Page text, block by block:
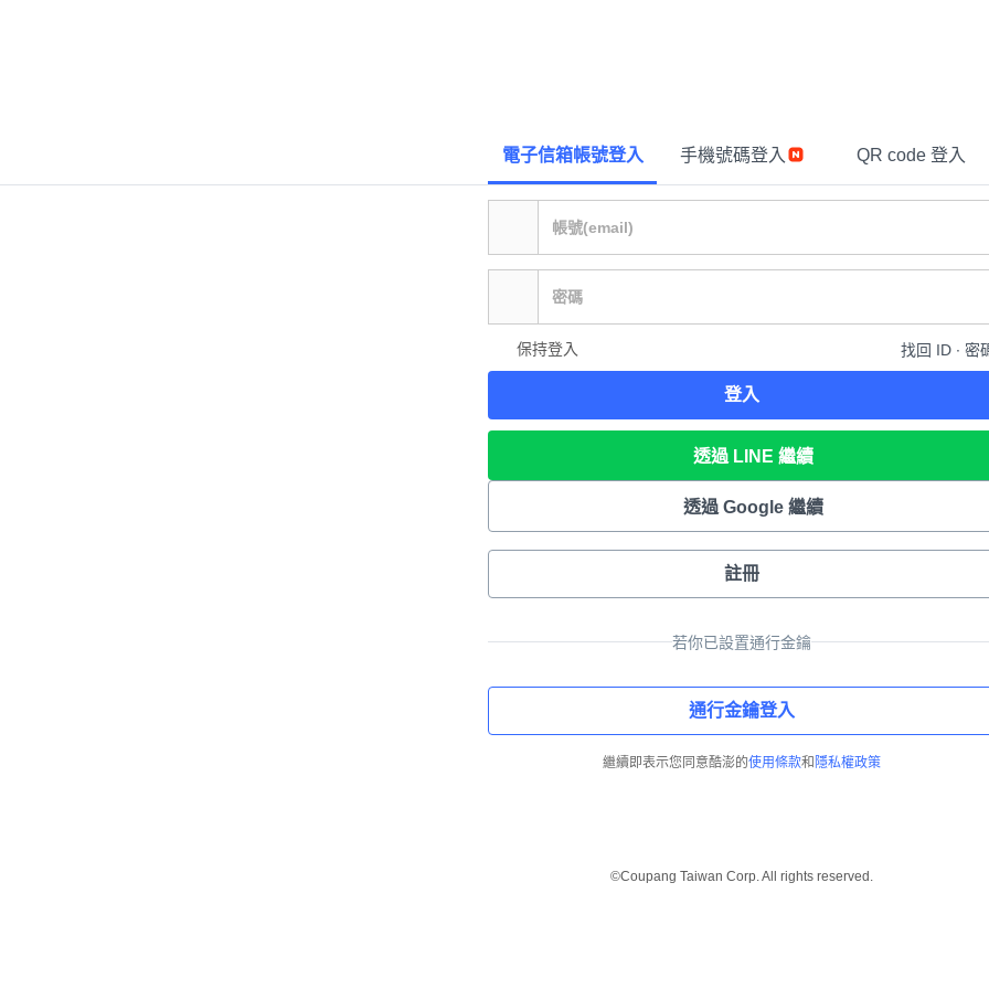
電子信箱帳號登入 手機號碼登入 QR code 登入
保持登入 找回 ID ∙ 密
登入
透過 LINE 繼續
透過 Google 繼續
註冊
若你已設置通行金鑰
通行金鑰登入
繼續即表示您同意酷澎的使用條款和 隱私權政策
©Coupang Taiwan Corp. All rights reserved.